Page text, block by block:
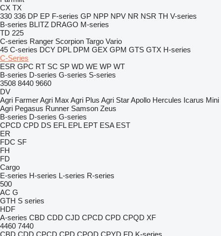
CX TX
330 336 DP EP F-series GP NPP NPV NR NSR TH V-series
B-series BLITZ DRAGO M-series
TD 225
C-series Ranger Scorpion Targo Vario
45 C-series DCY DPL DPM GEX GPM GTS GTX H-series
C-Series
ESR GPC RT SC SP WD WE WP WT
B-series D-series G-series S-series
3508 8440 9660
DV
Agri FarmerAgri Max Agri Plus Agri StarApollo Hercules Icarus Mini
Agri Pegasus Runner Samson Zeus
B-series D-series G-series
CPCD CPD DS EFL EPL EPT ESA EST
ER
FDC SF
FH
FD
Cargo
E-series H-series L-series R-series
500
AC G
GTH S series
HDF
A-series CBD CDD CJD CPCD CPD CPQD XF
4460 7440
CBD CDD CPCD CPD CPQD CPYD FD K-series